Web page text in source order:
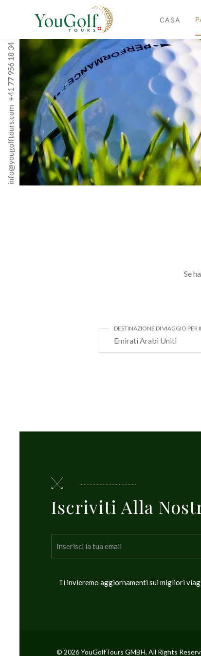
CASA
info@yougolftours.com
+41 77 956 18 34
Se
Emirati Arabi Uniti
DESTINAZIONE DI VIAGGIO PER
Iscriviti Alla
Ti invieremo aggiornamenti sui migliori
© 2026 YouGolfTours GMBH, All Rights